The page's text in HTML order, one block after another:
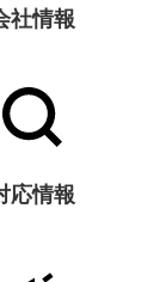
社情報
応情報